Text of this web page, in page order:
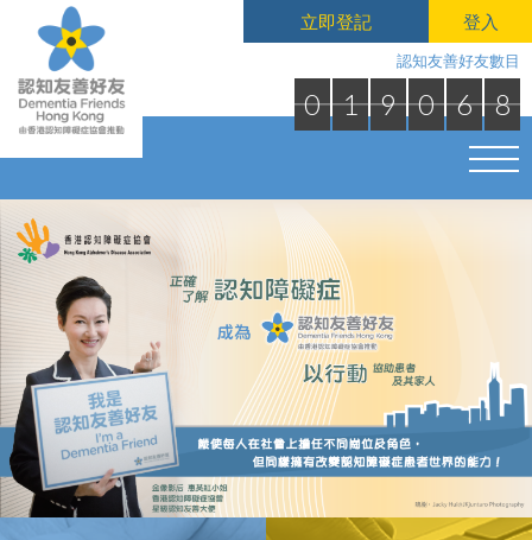
立即登記 登入
認知友善好友數目
0 1 9 0 6 8